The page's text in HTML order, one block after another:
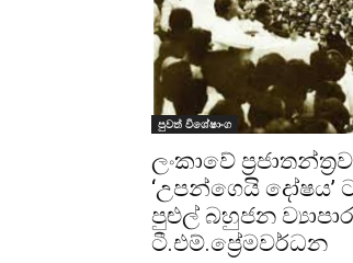
පුවත් විශේෂාංග
ලංකාවේ
‘උපන්ගෙයි
පුළුල් බහුජන
ටී.එම්.ප්‍රේමවර්ධන